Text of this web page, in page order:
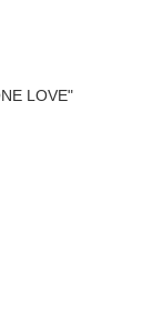
LOVE"